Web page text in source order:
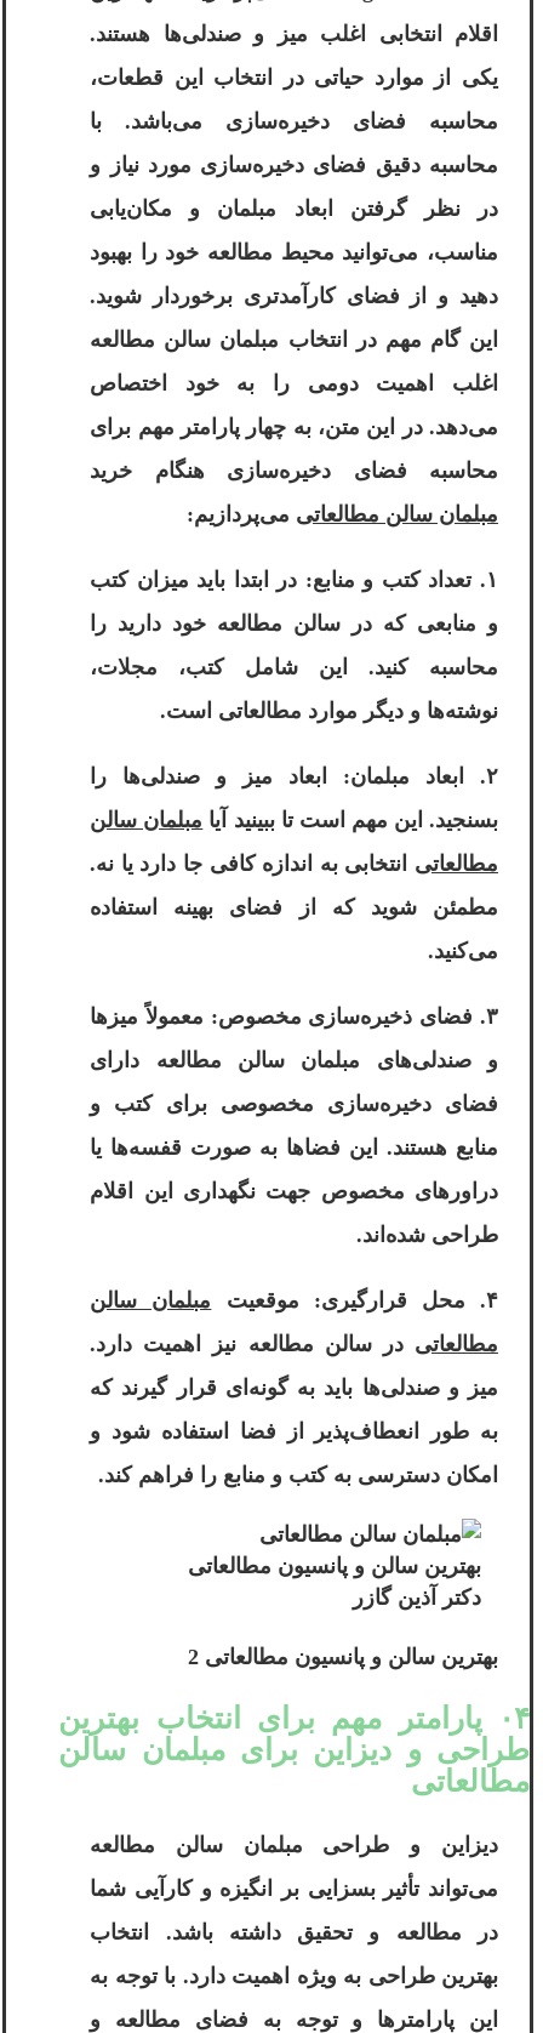
اقلام انتخابی اغلب میز و صندلی‌ها هستند.
یکی از موارد حیاتی در انتخاب این قطعات،
محاسبه فضای دخیره‌سازی می‌باشد. با
محاسبه دقیق فضای دخیره‌سازی مورد نیاز و
در نظر گرفتن ابعاد مبلمان و مکان‌یابی
مناسب، می‌توانید محیط مطالعه خود را بهبود
دهید و از فضای کارآمدتری برخوردار شوید.
این گام مهم در انتخاب مبلمان سالن مطالعه
اغلب اهمیت دومی را به خود اختصاص
می‌دهد. در این متن، به چهار پارامتر مهم برای
محاسبه فضای دخیره‌سازی هنگام خرید
مبلمان سالن مطالعاتی می‌پردازیم:
۱. تعداد کتب و منابع: در ابتدا باید میزان کتب
و منابعی که در سالن مطالعه خود دارید را
محاسبه کنید. این شامل کتب، مجلات،
نوشته‌ها و دیگر موارد مطالعاتی است.
۲. ابعاد مبلمان: ابعاد میز و صندلی‌ها را
بسنجید. این مهم است تا ببینید آیا مبلمان سالن
مطالعاتی انتخابی به اندازه کافی جا دارد یا نه.
مطمئن شوید که از فضای بهینه استفاده
می‌کنید.
۳. فضای ذخیره‌سازی مخصوص: معمولاً میزها
و صندلی‌های مبلمان سالن مطالعه دارای
فضای دخیره‌سازی مخصوصی برای کتب و
منابع هستند. این فضاها به صورت قفسه‌ها یا
دراورهای مخصوص جهت نگهداری این اقلام
طراحی شده‌اند.
۴. محل قرارگیری: موقعیت
مبلمان سالن
مطالعاتی در سالن مطالعه نیز اهمیت دارد.
میز و صندلی‌ها باید به گونه‌ای قرار گیرند که
به طور انعطاف‌پذیر از فضا استفاده شود و
امکان دسترسی به کتب و منابع را فراهم کند.
بهترین سالن و پانسیون مطالعاتی
دکتر آذین گازر
بهترین سالن و پانسیون مطالعاتی 2
۰۴ پارامتر مهم برای انتخاب بهترین
طراحی و دیزاین برای مبلمان سالن
مطالعاتی
دیزاین و طراحی مبلمان سالن مطالعه
می‌تواند تأثیر بسزایی بر انگیزه و کارآیی شما
در مطالعه و تحقیق داشته باشد. انتخاب
بهترین طراحی به ویژه اهمیت دارد. با توجه به
این پارامترها و توجه به فضای مطالعه و